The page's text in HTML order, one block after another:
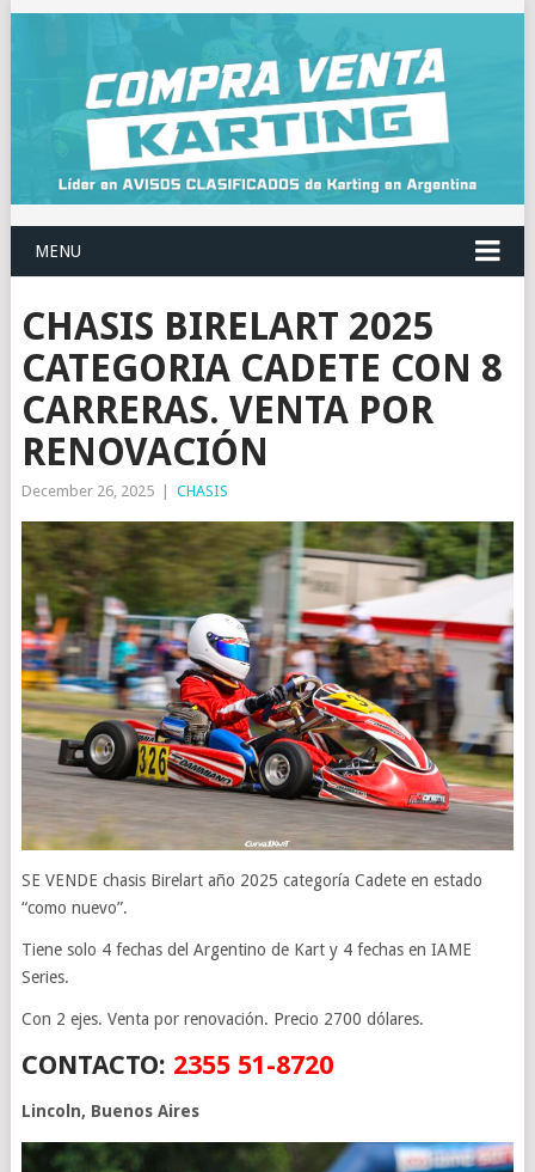
MENU
CHASIS BIRELART 2025
CATEGORIA CADETE CON 8
CARRERAS. VENTA POR
RENOVACIÓN
December 26, 2025 | CHASIS
SE VENDE chasis Birelart año 2025 categoría Cadete en estado
“como nuevo”.
Tiene solo 4 fechas del Argentino de Kart y 4 fechas en IAME
Series.
Con 2 ejes. Venta por renovación. Precio 2700 dólares.
CONTACTO: 2355 51-8720
Lincoln, Buenos Aires